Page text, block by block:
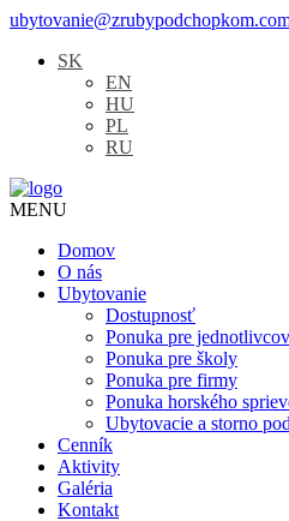
SK
EN
HU
PL
RU
MENU
Domov
O nás
Ubytovanie
Dostupnosť
Ponuka pre jednotlivcov
Ponuka pre školy
Ponuka pre firmy
Ponuka horského
Ubytovacie a storno
Cenník
Aktivity
Galéria
Kontakt